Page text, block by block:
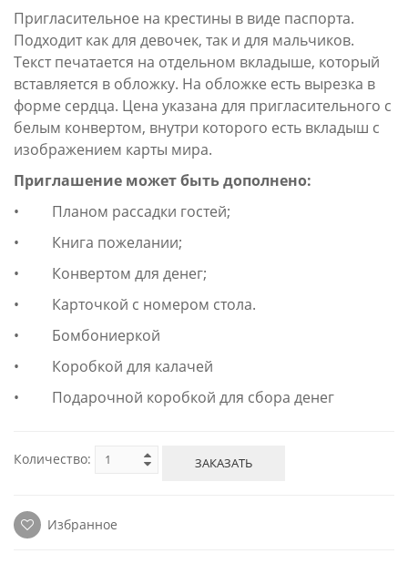
Пригласительное на крестины в виде паспорта.
Подходит как для девочек, так и для мальчиков.
Текст печатается на отдельном вкладыше, который
вставляется в обложку. На обложке есть вырезка в
форме сердца. Цена указана для пригласительного с
белым конвертом, внутри которого есть вкладыш с
изображением карты мира.
Приглашение может быть дополнено:
• Планом рассадки гостей;
• Книга пожелании;
• Конвертом для денег;
• Карточкой с номером стола.
• Бомбониеркой
• Коробкой для калачей
• Подарочной коробкой для сбора денег
Количество: ЗАКАЗАТЬ
Избранное